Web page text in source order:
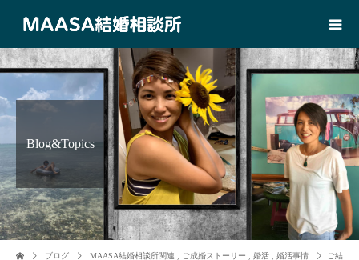
Blog&Topics
ブログ MAASA結婚相談所関連 ご成婚ストーリー 婚活 婚活事情
ご結